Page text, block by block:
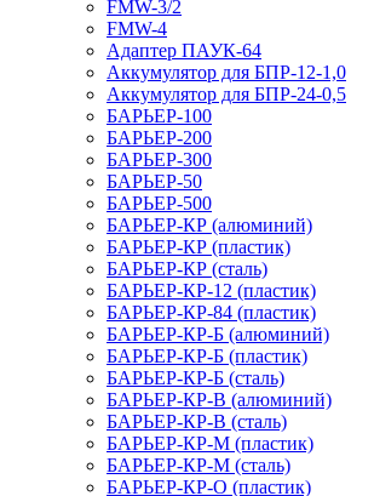
FMW-3/2
FMW-4
Адаптер ПАУК-64
Аккумулятор для БПР-12-1,0
Аккумулятор для БПР-24-0,5
БАРЬЕР-100
БАРЬЕР-200
БАРЬЕР-300
БАРЬЕР-50
БАРЬЕР-500
БАРЬЕР-КР (алюминий)
БАРЬЕР-КР (пластик)
БАРЬЕР-КР (сталь)
БАРЬЕР-КР-12 (пластик)
БАРЬЕР-КР-84 (пластик)
БАРЬЕР-КР-Б (алюминий)
БАРЬЕР-КР-Б (пластик)
БАРЬЕР-КР-Б (сталь)
БАРЬЕР-КР-В (алюминий)
БАРЬЕР-КР-В (сталь)
БАРЬЕР-КР-М (пластик)
БАРЬЕР-КР-М (сталь)
БАРЬЕР-КР-О (пластик)